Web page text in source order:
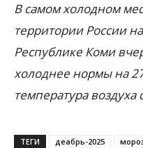
В самом холодном
территории России
Республике Коми
холоднее нормы на
температура воздуха
ТЕГИ деабрь-2025